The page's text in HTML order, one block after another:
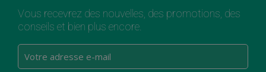
Vous recevrez des nouvelles, des promotions, des
conseils et bien plus encore.